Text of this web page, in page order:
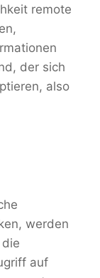
remote
der sich
also
werden
auf